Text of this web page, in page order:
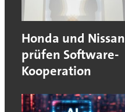
Honda und Nissan
prüfen Software-
Kooperation